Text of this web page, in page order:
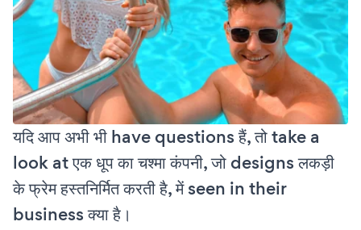
यदि आप अभी भी have questions हैं, तो take a
look at एक धूप का चश्मा कंपनी, जो designs लकड़ी
के फ्रेम हस्तनिर्मित करती है, में seen in their
business क्या है।